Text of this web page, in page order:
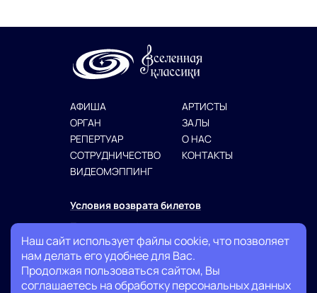
АФИША
ОРГАН
РЕПЕРТУАР
СОТРУДНИЧЕСТВО
ВИДЕОМЭППИНГ
АРТИСТЫ
ЗАЛЫ
О НАС
КОНТАКТЫ
+7 (999) 007-13-27
Условия возврата билетов
Политика конфиденциальности
Публичная оферта
Наш сайт использует файлы cookie, что позволяет
нам делать его удобнее для Вас.
Продолжая пользоваться сайтом, Вы
соглашаетесь на обработку персональных данных